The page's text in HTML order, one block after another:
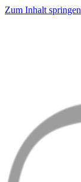
Zum Inhalt springen